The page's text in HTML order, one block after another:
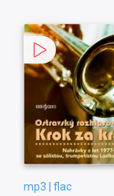
mp3 | flac